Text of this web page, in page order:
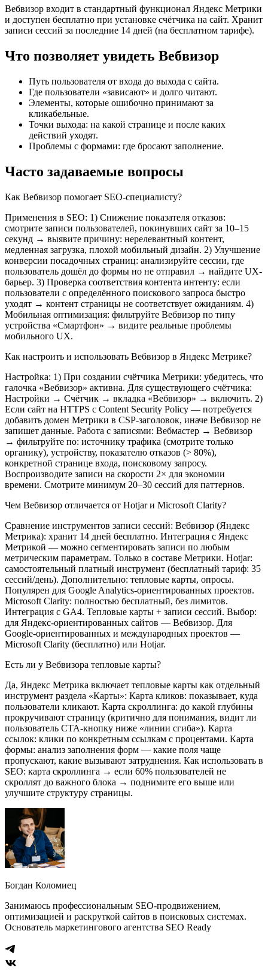
Вебвизор входит в стандартный функционал Яндекс Метрики
и доступен бесплатно при установке счётчика на сайт. Хранит
записи сессий за последние 14 дней (на бесплатном тарифе).
Что позволяет увидеть Вебвизор
Путь пользователя от входа до выхода с сайта.
Где пользователи «зависают» и долго читают.
Элементы, которые ошибочно принимают за
кликабельные.
Точки выхода: на какой странице и после каких
действий уходят.
Проблемы с формами: где бросают заполнение.
Часто задаваемые вопросы
Как Вебвизор помогает SEO-специалисту?
Применения в SEO: 1) Снижение показателя отказов:
смотрите записи пользователей, покинувших сайт за 10–15
секунд → выявите причину: нерелевантный контент,
медленная загрузка, плохой мобильный дизайн. 2) Улучшение
конверсии посадочных страниц: анализируйте сессии, где
пользователь дошёл до формы но не отправил → найдите UX-
барьер. 3) Проверка соответствия контента интенту: если
пользователи с определённого поискового запроса быстро
уходят → контент страницы не соответствует ожиданиям. 4)
Мобильная оптимизация: фильтруйте Вебвизор по типу
устройства «Смартфон» → видите реальные проблемы
мобильного UX.
Как настроить и использовать Вебвизор в Яндекс Метрике?
Настройка: 1) При создании счётчика Метрики: убедитесь, что
галочка «Вебвизор» активна. Для существующего счётчика:
Настройки → Счётчик → вкладка «Вебвизор» → включить. 2)
Если сайт на HTTPS с Content Security Policy — потребуется
добавить домен Метрики в CSP-заголовок, иначе Вебвизор не
запишет данные. Работа с записями: Вебмастер → Вебвизор
→ фильтруйте по: источнику трафика (смотрите только
органику), устройству, показателю отказов (> 80%),
конкретной странице входа, поисковому запросу.
Воспроизводите записи на скорости 2× для экономии
времени. Смотрите минимум 20–30 сессий для паттернов.
Чем Вебвизор отличается от Hotjar и Microsoft Clarity?
Сравнение инструментов записи сессий: Вебвизор (Яндекс
Метрика): хранит 14 дней бесплатно. Интеграция с Яндекс
Метрикой — можно сегментировать записи по любым
метрическим параметрам. Только в составе Метрики. Hotjar:
самостоятельный платный инструмент (бесплатный тариф: 35
сессий/день). Дополнительно: тепловые карты, опросы.
Популярен для Google Analytics-ориентированных проектов.
Microsoft Clarity: полностью бесплатный, без лимитов.
Интеграция с GA4. Тепловые карты + записи сессий. Выбор:
для Яндекс-ориентированных сайтов — Вебвизор. Для
Google-ориентированных и международных проектов —
Microsoft Clarity (бесплатно) или Hotjar.
Есть ли у Вебвизора тепловые карты?
Да, Яндекс Метрика включает тепловые карты как отдельный
инструмент раздела «Карты»: Карта кликов: показывает, куда
пользователи кликают. Карта скроллинга: до какой глубины
прокручивают страницу (критично для понимания, видит ли
пользователь CTA-кнопку ниже «линии сгиба»). Карта
ссылок: клики по конкретным ссылкам с процентами. Карта
формы: анализ заполнения форм — какие поля чаще
пропускают, какие вызывают затруднения. Как использовать в
SEO: карта скроллинга → если 60% пользователей не
скроллят до важного блока → поднимите его выше или
улучшите структуру страницы.
Богдан Коломиец
Занимаюсь профессиональным SEO-продвижением,
оптимизацией и раскруткой сайтов в поисковых системах.
Основатель маркетингового агентства SEO Ready